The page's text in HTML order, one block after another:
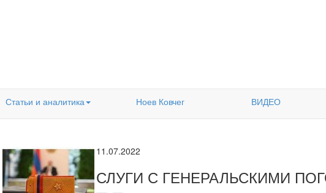
Статьи и аналитика Ноев Ковчег ВИДЕО
11.07.2022
СЛУГИ С ГЕНЕРАЛЬСКИМИ